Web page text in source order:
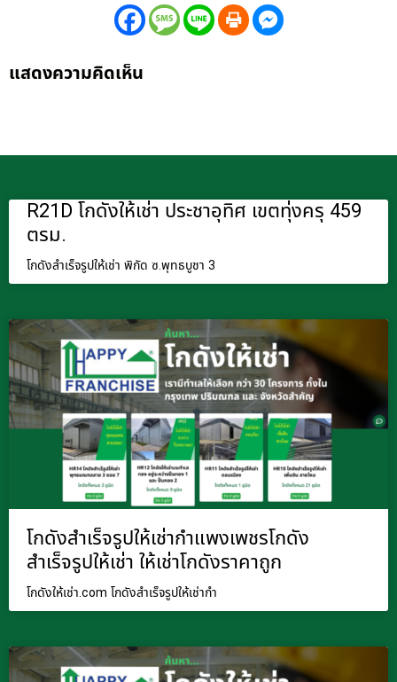
แสดงความคิดเห็น
R21D โกดังให้เช่า ประชาอุทิศ เขตทุ่งครุ 459
ตรม.
โกดังสำเร็จรูปให้เช่า พิกัด ซ.พุทธบูชา 3
โกดังสำเร็จรูปให้เช่ากำแพงเพชรโกดัง
สำเร็จรูปให้เช่า ให้เช่าโกดังราคาถูก
โกดังให้เช่า.com โกดังสำเร็จรูปให้เช่ากำ